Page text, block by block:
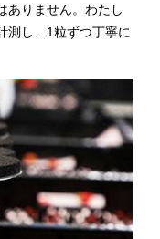
ありません。わたし
測し、1粒ずつ丁寧に